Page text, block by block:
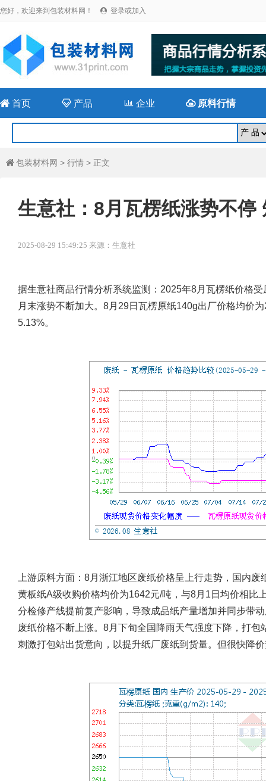
您好，欢迎来到包装材料网！  登录或加入
 首页  产品 企业 原料行情
 包装材料网 > 行情 > 正文
生意社：8月瓦楞纸涨势不停
2025-08-29 15:49:25 来源：生意社
据生意社商品行情分析系统监测：2025年8月瓦楞纸价格
月末涨势不断加大。8月29日瓦楞原纸140g出厂价格均价
5.13%。
上游原料方面： 8月浙江地区废纸价格呈上行走势，国内
黄板纸A级收购价格均价为1642元/吨，与8月1日均价相比
分检修产线提前复产影响，导致成品纸产量增加并同步带
废纸价格不断上涨。8月下旬全国降雨天气强度下降，打
刺激打包站出货意向，以提升纸厂废纸到货量。但很快降